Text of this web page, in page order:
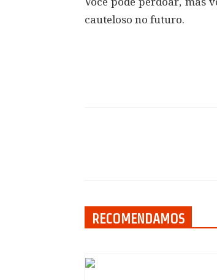
cauteloso no futuro.
RECOMENDAMOS